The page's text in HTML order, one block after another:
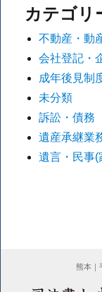
カテゴリ
不動産・動
会社登記・
成年後見制
未分類
訴訟・債務
遺産承継業
遺言・民事(
熊本｜